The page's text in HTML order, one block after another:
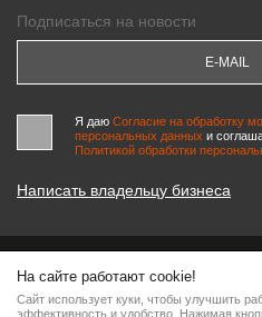
Подписаться на новости
Я даю Согласие на обработку
персональных данных и
Политикой обработки
Написать владельцу бизнеса
© 2000-2026 «МАСТЕРСКИЕ
Информация на сайте является
На сайте работают cookie!
Сайт использует куки, чтобы улучшить
эффективность и удобство. Нажимая